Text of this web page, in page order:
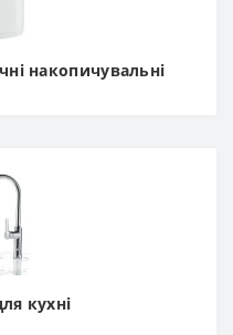
накопичувальні
кухні